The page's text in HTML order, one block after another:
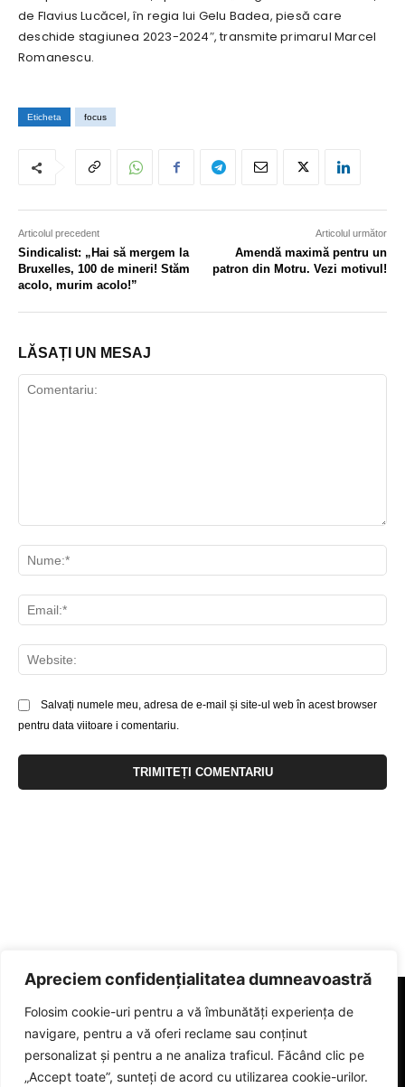
Apreciem confidențialitatea dumneavoastră
Folosim cookie-uri pentru a vă îmbunătăți experiența de
navigare, pentru a vă oferi reclame sau conținut
personalizat și pentru a ne analiza traficul. Făcând clic pe
„Accept toate”, sunteți de acord cu utilizarea cookie-urilor.
de Flavius Lucăcel, în regia lui Gelu Badea, piesă care
deschide stagiunea 2023-2024″, transmite primarul Marcel
Romanescu.
Eticheta focus
Articolul precedent
Sindicalist: „Hai să mergem la
Bruxelles, 100 de mineri! Stăm
acolo, murim acolo!”
Articolul următor
Amendă maximă pentru un
patron din Motru. Vezi motivul!
LĂSAȚI UN MESAJ
Salvați numele meu, adresa de e-mail și site-ul web în acest browser
pentru data viitoare i comentariu.